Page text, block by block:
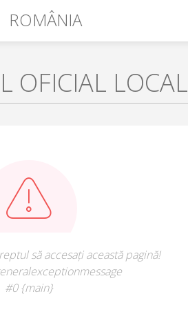
ROMÂNIA
OFICIAL LOCAL
să accesați această pagină!
#0 {main}